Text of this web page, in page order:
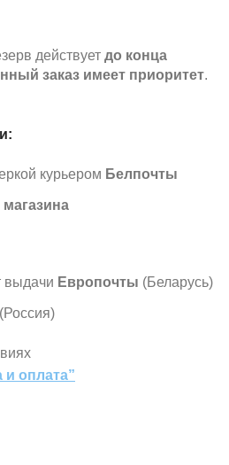
действует до конца
заказ имеет приоритет.
курьером Белпочты
выдачи Европочты (Беларусь)
(Россия)
и оплата”